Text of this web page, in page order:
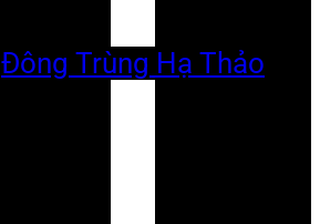
Đông Trùng Hạ Thảo